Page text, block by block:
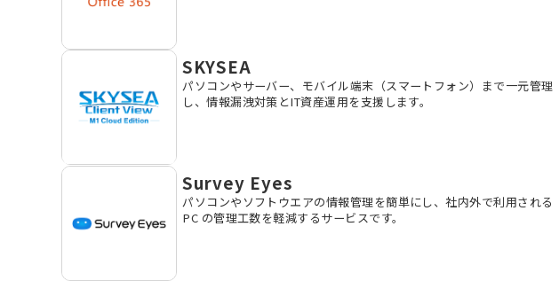
SKYSEA
パソコンやサーバー、モバイル端末（スマートフォン）まで一元管理
し、情報漏洩対策とIT資産運用を支援します。
Survey Eyes
パソコンやソフトウエアの情報管理を簡単にし、社内外で利用される
PC の管理工数を軽減するサービスです。